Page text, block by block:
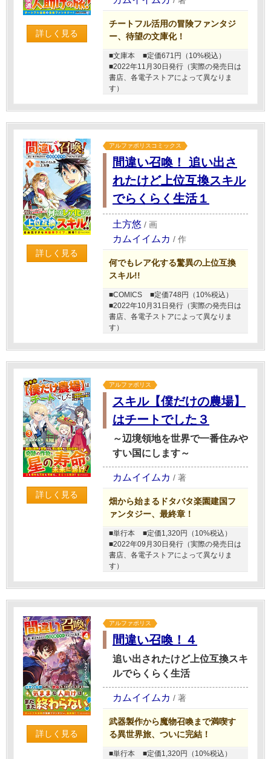
詳しく見る
チートフル活用の冒険ファンタジ
ー、待望の文庫化！
■文庫本
■定価671円（10%税込）
■2022年11月30日発行（実際の発売日は
書店、各電子ストアによって異なりま
す）
詳しく見る
アルファポリスコミックス
間違い召喚！ 追い出さ
れたけど上位互換スキル
でらくらく生活１
土方悠 / 画
カムイイムカ / 作
何でもレア化する驚異の上位互換
スキル!!
■COMICS
■定価748円（10%税込）
■2022年10月31日発行（実際の発売日は
書店、各電子ストアによって異なりま
す）
詳しく見る
アルファポリス
スキル【僕だけの農場】
はチートでした３
～辺境領地を世界で一番住みや
すい国にします～
カムイイムカ / 著
畑から始まるドタバタ楽園建国フ
ァンタジー、最終章！
■単行本
■定価1,320円（10%税込）
■2022年09月30日発行（実際の発売日は
書店、各電子ストアによって異なりま
す）
詳しく見る
アルファポリス
間違い召喚！４
追い出されたけど上位互換スキ
ルでらくらく生活
カムイイムカ / 著
武器製作から魔物召喚まで満喫す
る異世界旅、ついに完結！
■単行本
■定価1,320円（10%税込）